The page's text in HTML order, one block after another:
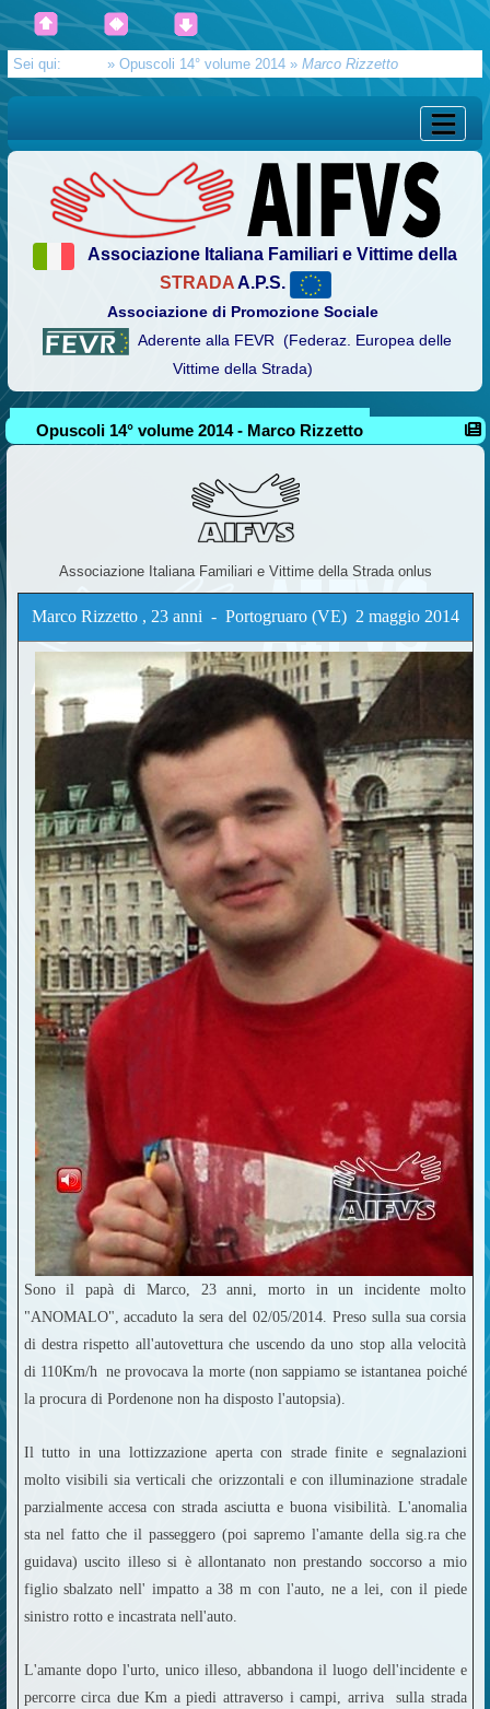
Sei qui: » Opuscoli 14° volume 2014 » Marco Rizzetto
Associazione Italiana Familiari e Vittime della
STRADAA.P.S.
Associazione di Promozione Sociale
Aderente alla FEVR (Federaz. Europea delle
Vittime della Strada)
Opuscoli 14° volume 2014 - Marco Rizzetto
Associazione Italiana Familiari e Vittime della Strada onlus
Marco Rizzetto , 23 anni - Portogruaro (VE)2 maggio 2014
Sono il papà di Marco, 23 anni, morto in un incidente molto
"ANOMALO", accaduto la sera del 02/05/2014. Preso sulla sua corsia
di destra rispetto all'autovettura che uscendo da uno stop alla velocità
di 110Km/h ne provocava la morte (non sappiamo se istantanea poiché
la procura di Pordenone non ha disposto l'autopsia).
Il tutto in una lottizzazione aperta con strade finite e segnalazioni
molto visibili sia verticali che orizzontali e con illuminazione stradale
parzialmente accesa con strada asciutta e buona visibilità. L'anomalia
sta nel fatto che il passeggero (poi sapremo l'amante della sig.ra che
guidava) uscito illeso si è allontanato non prestando soccorso a mio
figlio sbalzato nell' impatto a 38 m con l'auto, ne a lei, con il piede
sinistro rotto e incastrata nell'auto.
L'amante dopo l'urto, unico illeso, abbandona il luogo dell'incidente e
percorre circa due Km a piedi attraverso i campi, arriva sulla strada